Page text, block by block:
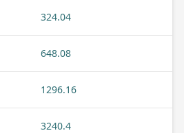
324.04
648.08
1296.16
3240.4